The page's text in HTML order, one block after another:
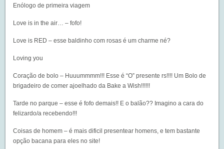
Enólogo de primeira viagem
Love is in the air… – fofo!
Love is RED – esse baldinho com rosas é um charme né?
Loving you
Coração de bolo – Huuummmm!!! Esse é “O” presente rs!!!! Um Bolo de
brigadeiro de comer ajoelhado da Bake a Wish!!!!!!
Tarde no parque – esse é fofo demais!! E o balão?? Imagino a cara do
felizardo/a recebendo!!!
Coisas de homem – é mais dificil presentear homens, e tem bastante
opção bacana para eles no site!